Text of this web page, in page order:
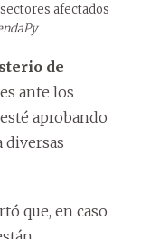
afectados
de
ante los
aprobando
diversas
que, en caso